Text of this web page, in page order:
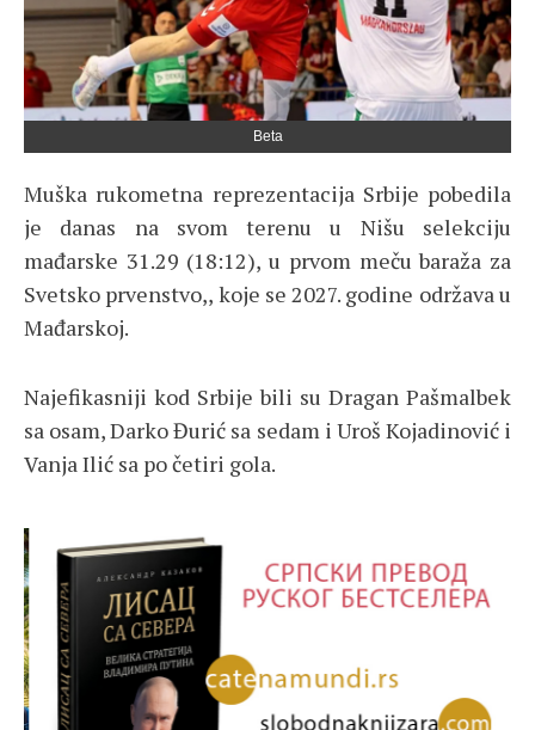
Beta
Muška rukometna reprezentacija Srbije pobedila
je danas na svom terenu u Nišu selekciju
mađarske 31.29 (18:12), u prvom meču baraža za
Svetsko prvenstvo,, koje se 2027. godine održava u
Mađarskoj.
Najefikasniji kod Srbije bili su Dragan Pašmalbek
sa osam, Darko Đurić sa sedam i Uroš Kojadinović i
Vanja Ilić sa po četiri gola.